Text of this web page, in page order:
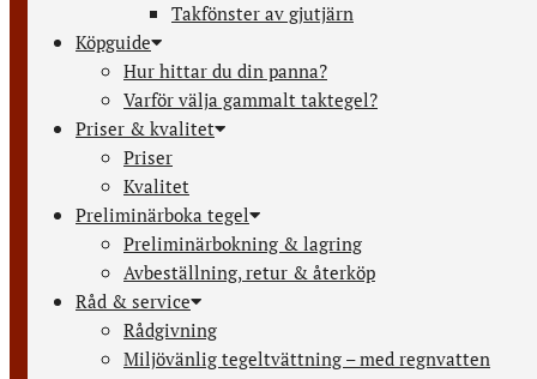
Takfönster av gjutjärn
Köpguide
Hur hittar du din panna?
Varför välja gammalt taktegel?
Priser & kvalitet
Priser
Kvalitet
Preliminärboka tegel
Preliminärbokning & lagring
Avbeställning, retur & återköp
Råd & service
Rådgivning
Miljövänlig tegeltvättning – med regnvatten